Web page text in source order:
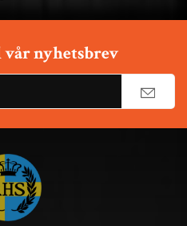
nyhetsbrev